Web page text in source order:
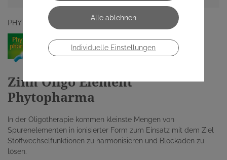
PHYTOPHARMA GMBH
Zinn Oligo Element
Phytopharma
In der Oligotherapie kommen kleinste Mengen von
Spurenelementen in ionisierter Form zum Einsatz mit dem Ziel
Stoffwechselfunktionen zu harmonisieren und Blockaden zu
lösen.
Individuelle Einstellungen